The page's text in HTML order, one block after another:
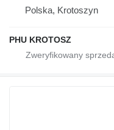
Polska, Krotoszyn
PHU KROTOSZ